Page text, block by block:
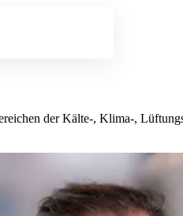
der Kälte-, Klima-,